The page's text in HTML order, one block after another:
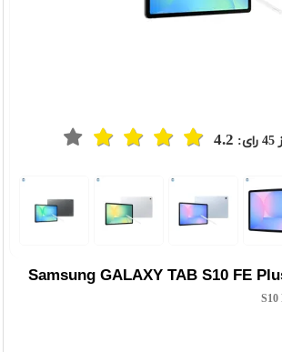
45 رای: 4.2
Samsung GALAXY TAB S10 FE